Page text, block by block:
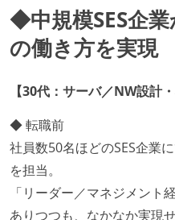
◆中規模SES企
の働き方を実現
【30代：サーバ／NW設計・
◆ 転職前
社員数50名ほどのSES企業
を担当。
「リーダー／マネジメント
ありつつも、なかなか実現